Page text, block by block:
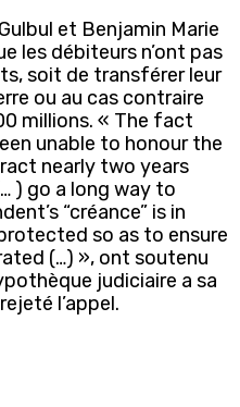
et Benjamin Marie
les débiteurs n’ont pas
soit de transférer leur
ou au cas contraire
millions. « The fact
unable to honour the
nearly two years
) go a long way to
“créance” is in
so as to ensure
(…) », ont soutenu
judiciaire a sa
l’appel.